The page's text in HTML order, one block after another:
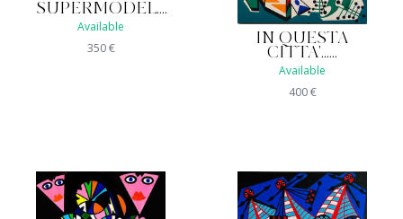
SUPERMODEL....
Available
350€
IN QUESTA
CITTA'......
Available
400€